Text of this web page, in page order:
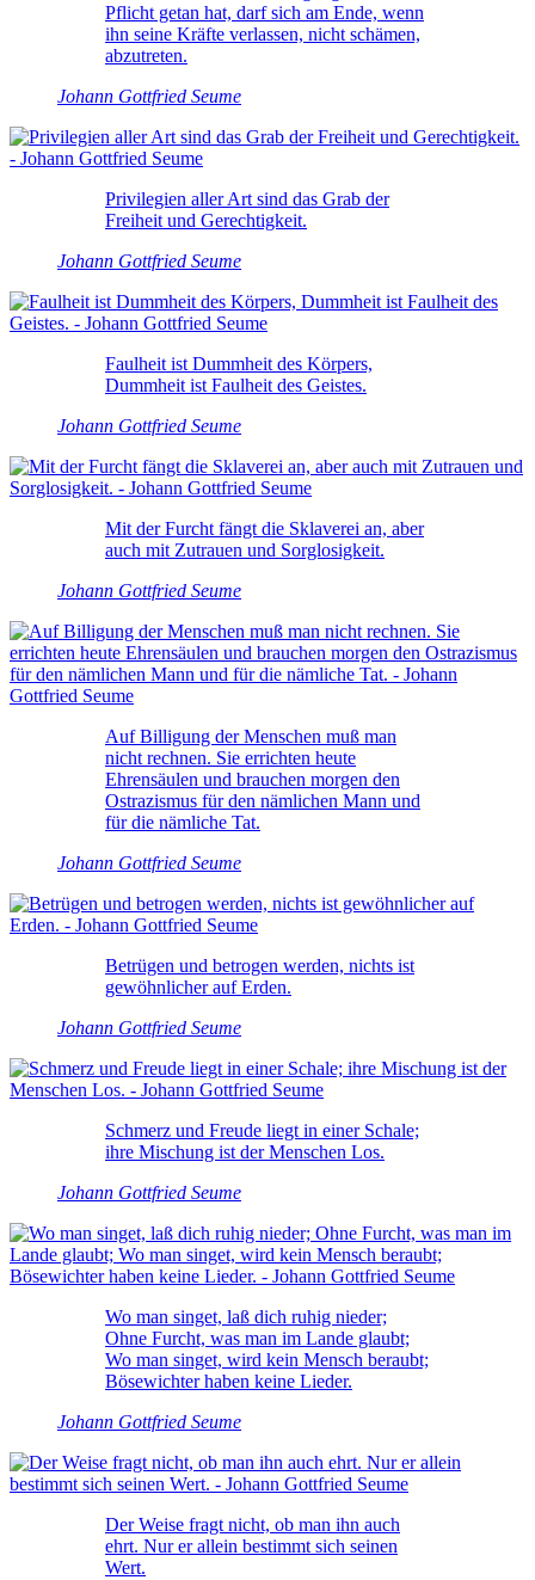
Pflicht getan hat, darf sich am Ende, wenn
ihn seine Kräfte verlassen, nicht schämen,
abzutreten.
Johann Gottfried Seume
Privilegien aller Art sind das Grab der
Freiheit und Gerechtigkeit.
Johann Gottfried Seume
Faulheit ist Dummheit des Körpers,
Dummheit ist Faulheit des Geistes.
Johann Gottfried Seume
Mit der Furcht fängt die Sklaverei an, aber
auch mit Zutrauen und Sorglosigkeit.
Johann Gottfried Seume
Auf Billigung der Menschen muß man
nicht rechnen. Sie errichten heute
Ehrensäulen und brauchen morgen den
Ostrazismus für den nämlichen Mann und
für die nämliche Tat.
Johann Gottfried Seume
Betrügen und betrogen werden, nichts ist
gewöhnlicher auf Erden.
Johann Gottfried Seume
Schmerz und Freude liegt in einer Schale;
ihre Mischung ist der Menschen Los.
Johann Gottfried Seume
Wo man singet, laß dich ruhig nieder;
Ohne Furcht, was man im Lande glaubt;
Wo man singet, wird kein Mensch beraubt;
Bösewichter haben keine Lieder.
Johann Gottfried Seume
Der Weise fragt nicht, ob man ihn auch
ehrt. Nur er allein bestimmt sich seinen
Wert.